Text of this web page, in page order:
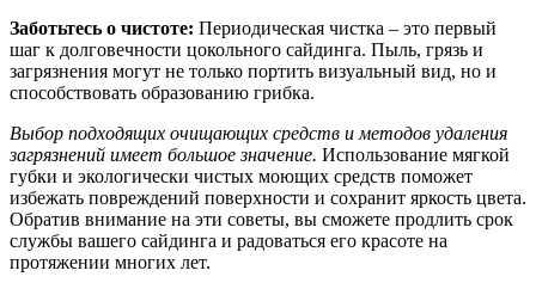
Заботьтесь о чистоте: Периодическая чистка – это первый
шаг к долговечности цокольного сайдинга. Пыль, грязь и
загрязнения могут не только портить визуальный вид, но и
способствовать образованию грибка.
Выбор подходящих очищающих средств и методов удаления
загрязнений имеет большое значение. Использование мягкой
губки и экологически чистых моющих средств поможет
избежать повреждений поверхности и сохранит яркость цвета.
Обратив внимание на эти советы, вы сможете продлить срок
службы вашего сайдинга и радоваться его красоте на
протяжении многих лет.